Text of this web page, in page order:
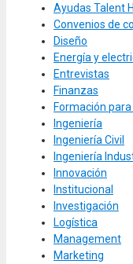
Ayudas Talent
Convenios de
Diseño
Energía y
Entrevistas
Finanzas
Formación
Ingeniería
Ingeniería Civil
Ingeniería
Innovación
Institucional
Investigación
Logística
Management
Marketing